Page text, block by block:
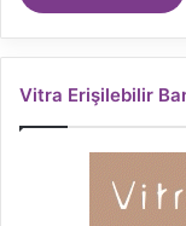
Vitra Erişilebilir